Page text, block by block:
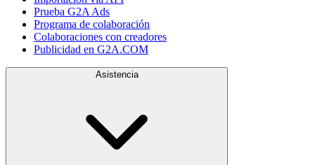
Prueba G2A Ads
Programa de colaboración
Colaboraciones con creadores
Publicidad en G2A.COM
Asistencia